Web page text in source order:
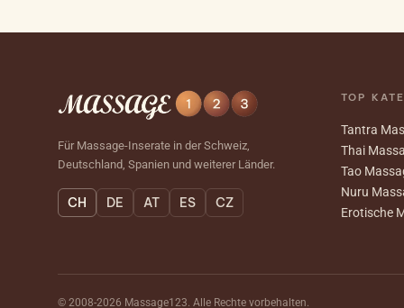
Für Massage-Inserate in der Schweiz,
Deutschland, Spanien und weiterer Länder.
CH DE AT ES CZ
TOP
Tantra
Thai
Tao
Nuru
Erotische
© 2008-2026 Massage123. Alle Rechte vorbehalten.